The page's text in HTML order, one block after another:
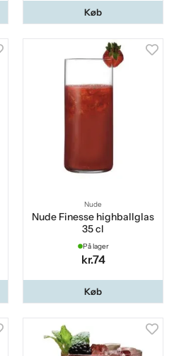
Køb
Nude
Nude Finesse highballglas
35 cl
På lager
kr.74
Køb